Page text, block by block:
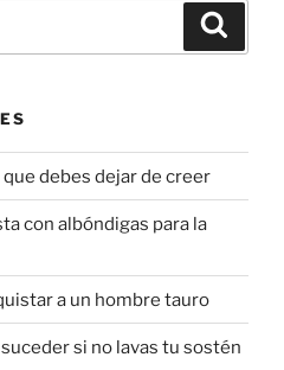
debes dejar de creer
con albóndigas para la
a un hombre tauro
si no lavas tu sostén